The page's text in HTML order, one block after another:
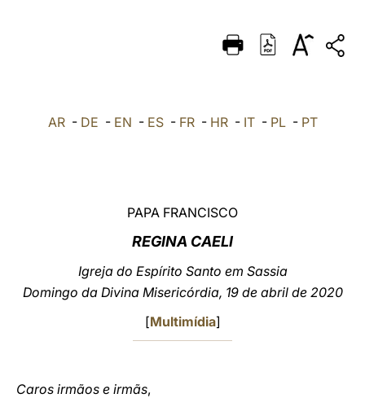
DEUTSCH
العربيّة AR- DE - EN - ES- FR- HR- IT- PL- PT
PAPA FRANCISCO
REGINA CAELI
Igreja do Espírito Santo em Sassia
Domingo da Divina Misericórdia, 19 de abril de 2020
[Multimídia]
Caros irmãos e irmãs,